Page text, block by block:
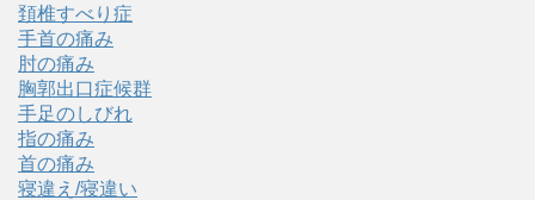
頚椎すべり症
手首の痛み
肘の痛み
胸郭出口症候群
手足のしびれ
指の痛み
首の痛み
寝違え/寝違い